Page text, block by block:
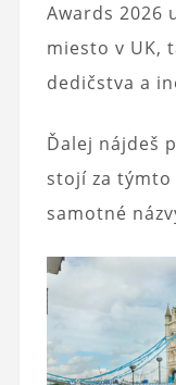
Awards 2026
miesto v UK,
dedičstva a
Ďalej nájdeš
stojí za
samotné